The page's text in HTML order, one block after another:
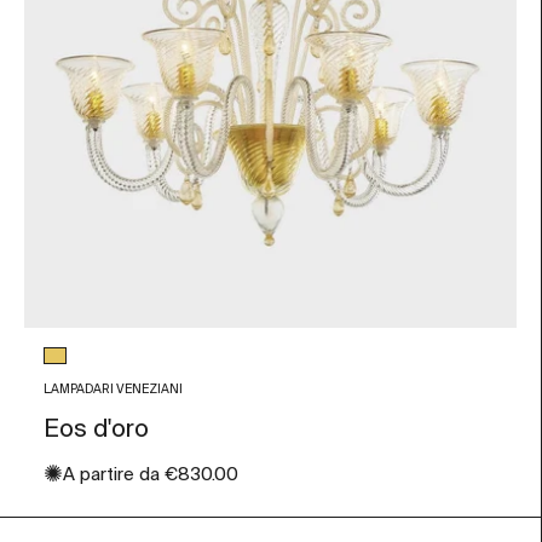
Colore vetro
Foglia Oro
LAMPADARI VENEZIANI
Eos d'oro
✺Prezzo scontato
A partire da €830.00